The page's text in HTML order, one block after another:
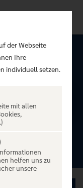
der Webseite
Ihre
individuell setzen.
mit allen
helfen uns zu
unsere